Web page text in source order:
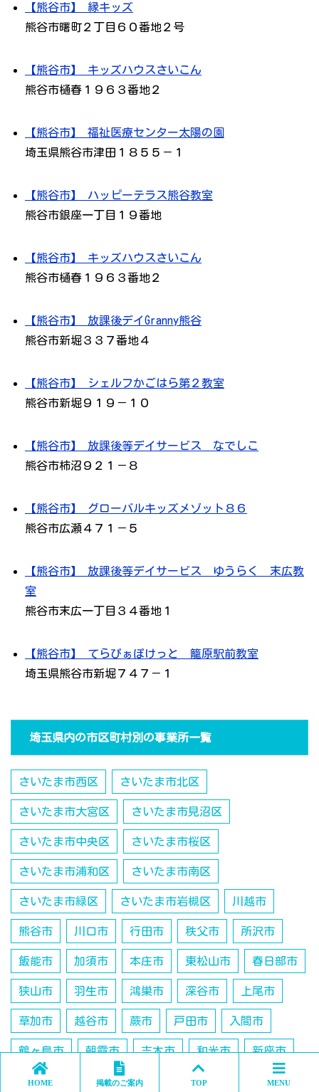
【熊谷市】 縁キッズ
熊谷市曙町２丁目６０番地２号
【熊谷市】 キッズハウスさいこん
熊谷市樋春１９６３番地２
【熊谷市】 福祉医療センター太陽の園
埼玉県熊谷市津田１８５５－１
【熊谷市】 ハッピーテラス熊谷教室
熊谷市銀座一丁目１９番地
【熊谷市】 キッズハウスさいこん
熊谷市樋春１９６３番地２
【熊谷市】 放課後デイGranny熊谷
熊谷市新堀３３７番地４
【熊谷市】 シェルフかごはら第２教室
熊谷市新堀９１９－１０
【熊谷市】 放課後等デイサービス なでしこ
熊谷市柿沼９２１－８
【熊谷市】 グローバルキッズメゾット８６
熊谷市広瀬４７１－５
【熊谷市】 放課後等デイサービス ゆうらく 末広教
室
熊谷市末広一丁目３４番地１
【熊谷市】 てらぴぁぽけっと 籠原駅前教室
埼玉県熊谷市新堀７４７－１
埼玉県内の市区町村別の事業所一覧
さいたま市西区 さいたま市北区
さいたま市大宮区 さいたま市見沼区
さいたま市中央区 さいたま市桜区
さいたま市浦和区 さいたま市南区
さいたま市緑区 さいたま市岩槻区 川越市
熊谷市 川口市 行田市 秩父市 所沢市
飯能市 加須市 本庄市 東松山市 春日部市
狭山市 羽生市 鴻巣市 深谷市 上尾市
草加市 越谷市 蕨市 戸田市 入間市
鶴ヶ島市 朝霞市 志木市 和光市 新座市
桶川市 久喜市 日高市 吉川市 北本市
HOME 掲載のご案内 TOP MENU